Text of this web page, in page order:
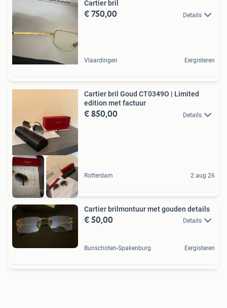
Cartier bril
€ 750,00 Details
Vlaardingen Eergisteren
Cartier bril Goud CT0349O | Limited
edition met factuur
€ 850,00 Details
Rotterdam 2 aug 26
Cartier brilmontuur met gouden details
€ 50,00 Details
Bunschoten-Spakenburg Eergisteren